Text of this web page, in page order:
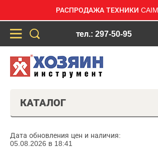
РАСПРОДАЖА ТЕХНИКИ
тел.: 297-50-95
КАТАЛОГ
Дата обновления цен и наличия:
05.08.2026 в 18:41